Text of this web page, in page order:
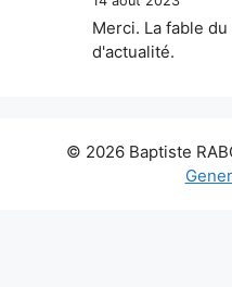
Merci. La fable
d'actualité.
© 2026 Baptiste